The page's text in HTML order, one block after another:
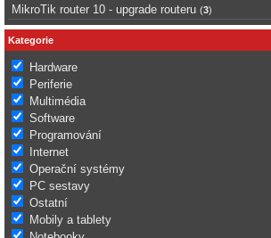
MikroTik router 10 - upgrade routeru (3)
Kategorie
Hardware
Periferie
Multimédia
Software
Programování
Internet
Operační systémy
PC sestavy
Ostatní
Mobily a tablety